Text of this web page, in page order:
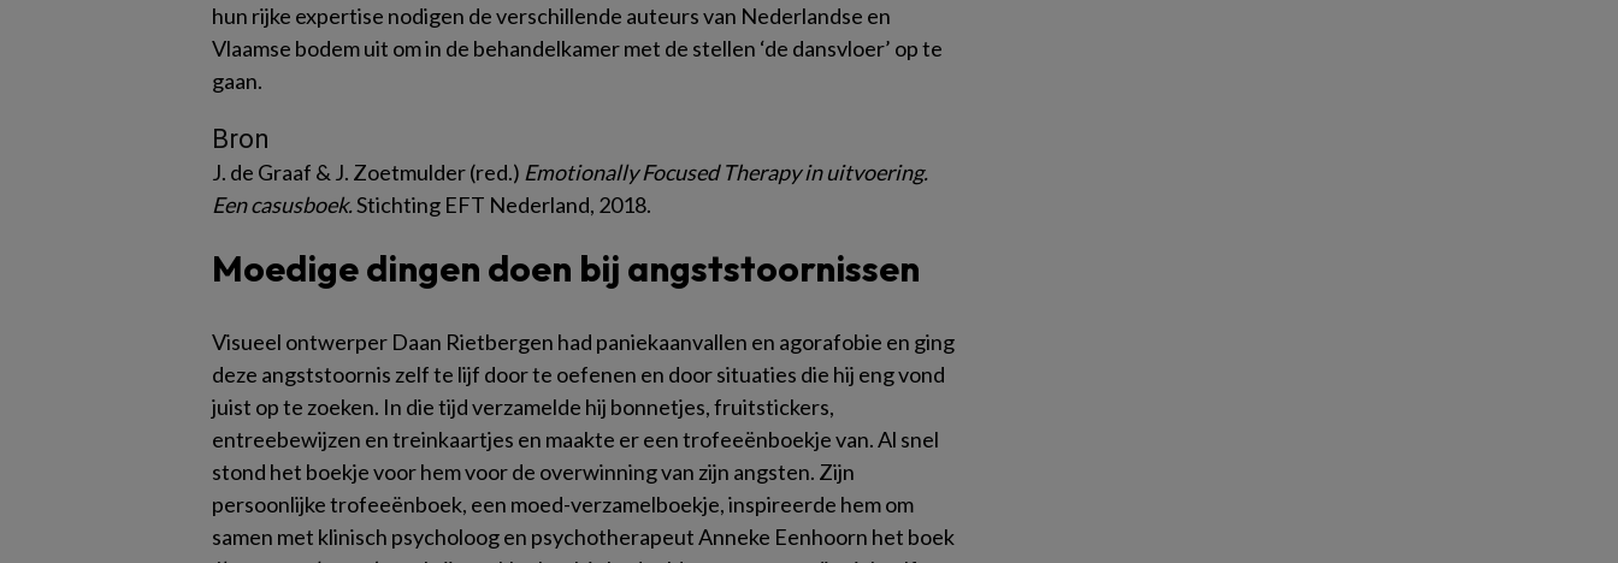
hun rijke expertise nodigen de verschillende auteurs van Nederlandse en
Vlaamse bodem uit om in de behandelkamer met de stellen ‘de dansvloer’ op te
gaan.
Bron
J. de Graaf & J. Zoetmulder (red.) Emotionally Focused Therapy in uitvoering.
Een casusboek.Stichting EFT Nederland, 2018.
Moedige dingen doen bij angststoornissen
Visueel ontwerper Daan Rietbergen had paniekaanvallen en agorafobie en ging
deze angststoornis zelf te lijf door te oefenen en door situaties die hij eng vond
juist op te zoeken. In die tijd verzamelde hij bonnetjes, fruitstickers,
entreebewijzen en treinkaartjes en maakte er een trofeeënboekje van. Al snel
stond het boekje voor hem voor de overwinning van zijn angsten. Zijn
persoonlijke trofeeënboek, een moed-verzamelboekje, inspireerde hem om
samen met klinisch psycholoog en psychotherapeut Anneke Eenhoorn het boek